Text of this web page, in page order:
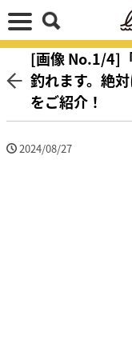
[画像 No.1/4]
釣れます。絶
をご紹介！
2024/08/27